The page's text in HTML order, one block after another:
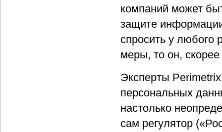
компаний может
защите
спросить у любого
меры, то он, скорее
Эксперты
персональных
настолько
сам регулятор